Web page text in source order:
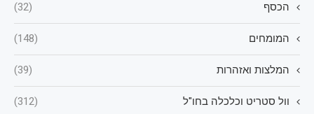
הכסף (32)
המומחים (148)
המלצות ואזהרות (39)
וול סטריט וכלכלה בחו"ל (312)